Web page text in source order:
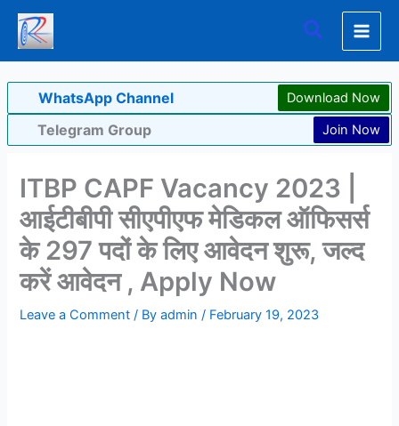
Skip
content
Search
WhatsApp Channel Download Now
Telegram Group Join Now
ITBP CAPF Vacancy 2023 |
आईटीबीपी सीएपीएफ मेडिकल ऑफिसर्स
के 297 पदों के लिए आवेदन शुरू, जल्द
करें आवेदन , Apply Now
Leave a Comment / Byadmin/ February 19, 2023